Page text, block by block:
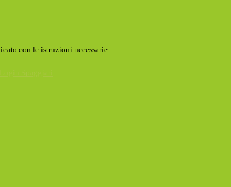
con le istruzioni necessarie.